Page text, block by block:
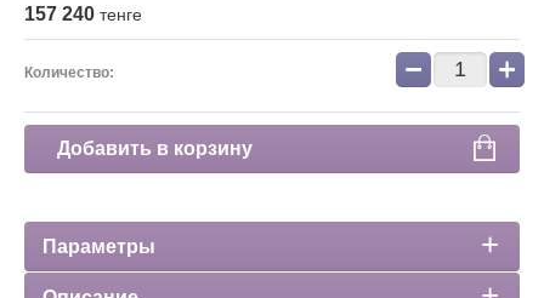
157 240 тенге
Количество: − +
Добавить в корзину
Параметры